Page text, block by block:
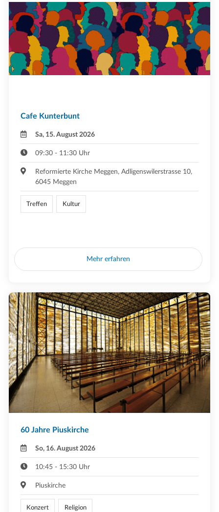
Cafe Kunterbunt
Sa, 15. August 2026
09:30 - 11:30 Uhr
Reformierte Kirche Meggen, Adligenswilerstrasse 10,
6045 Meggen
Treffen Kultur
Mehr erfahren
60 Jahre Piuskirche
So, 16. August 2026
10:45 - 15:30 Uhr
Piuskirche
Konzert Religion